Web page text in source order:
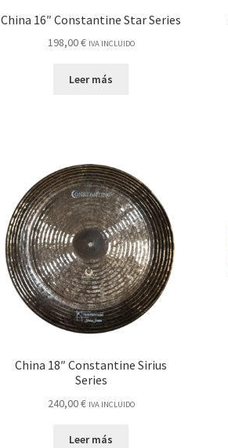
China 16″ Constantine Star Series
198,00€ IVA INCLUIDO
Leer más
China 18″ Constantine Sirius
Series
240,00€ IVA INCLUIDO
Leer más